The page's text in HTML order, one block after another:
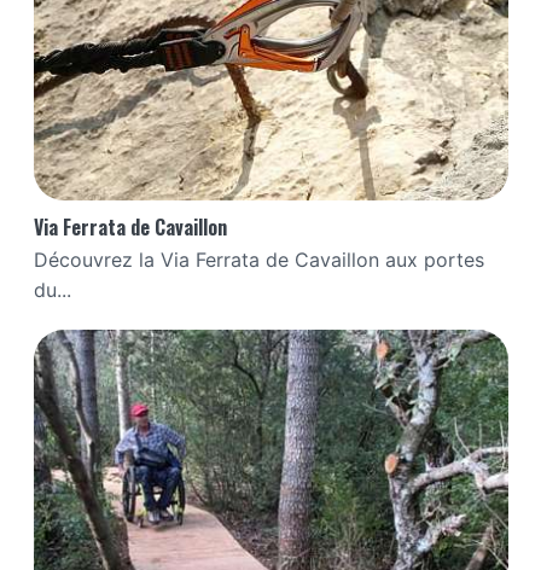
Via Ferrata de Cavaillon
Découvrez la Via Ferrata de Cavaillon aux portes
du...